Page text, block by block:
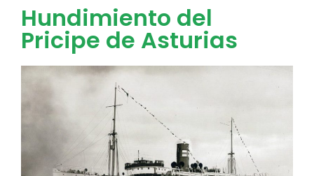
Hundimiento del
Pricipe de Asturias